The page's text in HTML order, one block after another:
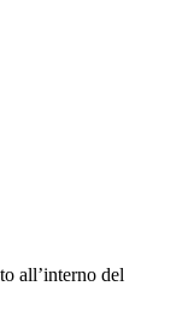
all’interno del